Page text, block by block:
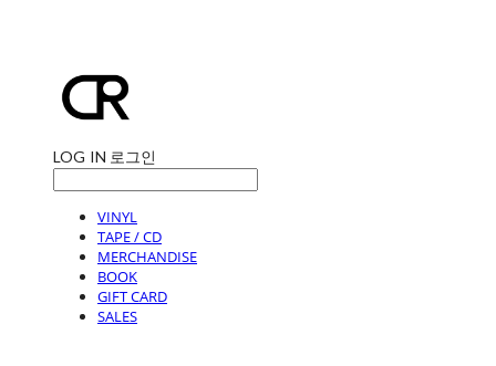
LOG IN 로그인
VINYL
TAPE / CD
MERCHANDISE
BOOK
GIFT CARD
SALES